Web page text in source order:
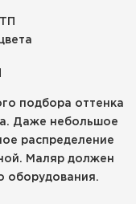
подбора оттенка
Даже небольшое
распределение
Маляр должен
оборудования.